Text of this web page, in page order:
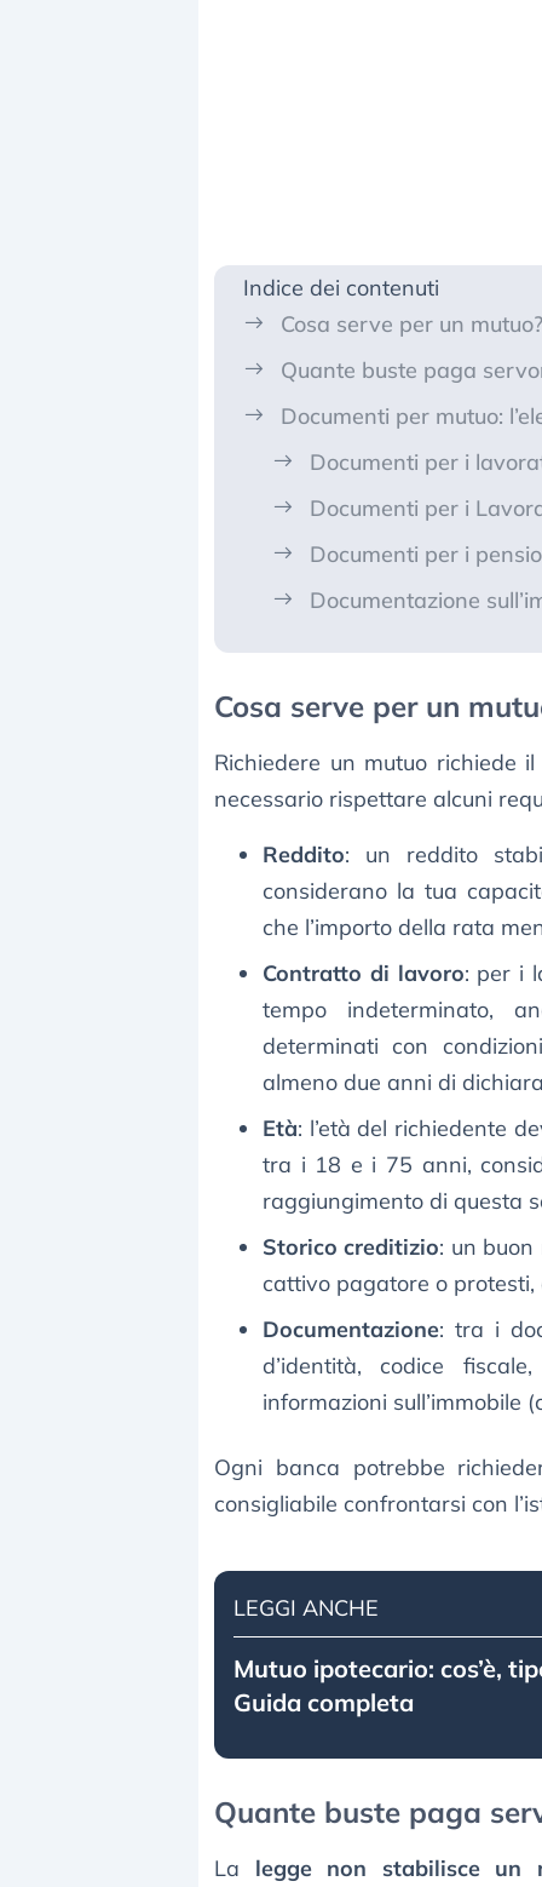
Indice dei contenuti
Cosa serve per un
Quante buste paga
Documenti per mutuo:
Documenti per i
Documenti per i
Documenti per i
Documentazione
Cosa serve per un
Richiedere un mutuo richiede
necessario rispettare alcuni
Reddito: un reddito
considerano la tua
che l’importo della rata
Contratto di lavoro: per i
tempo indeterminato,
determinati con
almeno due anni di
Età: l’età del richiedente
tra i 18 e i 75 anni,
raggiungimento di questa
Storico creditizio: un buon
cattivo pagatore o
Documentazione: tra i
d’identità, codice
informazioni sull’immobile
Ogni banca potrebbe
consigliabile confrontarsi con
LEGGI ANCHE
Mutuo ipotecario: cos’è,
Guida completa
Quante buste paga
La legge non stabilisce un